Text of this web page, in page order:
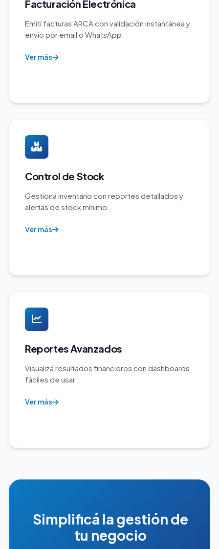
Facturación Electrónica
Emití facturas ARCA con validación instantánea y
envío por email o WhatsApp.
Ver más
Control de Stock
Gestioná inventario con reportes detallados y
alertas de stock mínimo.
Ver más
Reportes Avanzados
Visualizá resultados financieros con dashboards
fáciles de usar.
Ver más
Simplificá la gestión de
tu negocio